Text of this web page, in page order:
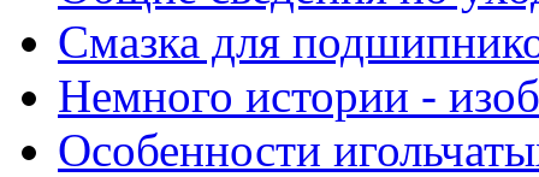
Смазка для
Немного истории -
Особенности